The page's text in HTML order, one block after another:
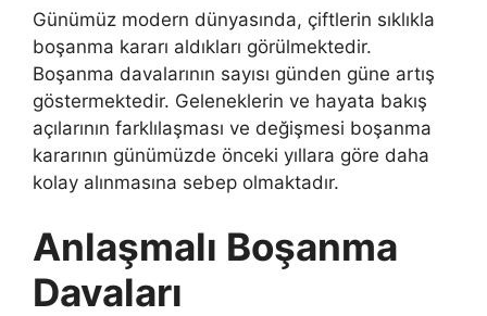
Günümüz modern dünyasında, çiftlerin sıklıkla
boşanma kararı aldıkları görülmektedir.
Boşanma davalarının sayısı günden güne artış
göstermektedir. Geleneklerin ve hayata bakış
açılarının farklılaşması ve değişmesi boşanma
kararının günümüzde önceki yıllara göre daha
kolay alınmasına sebep olmaktadır.
Anlaşmalı Boşanma
Davaları